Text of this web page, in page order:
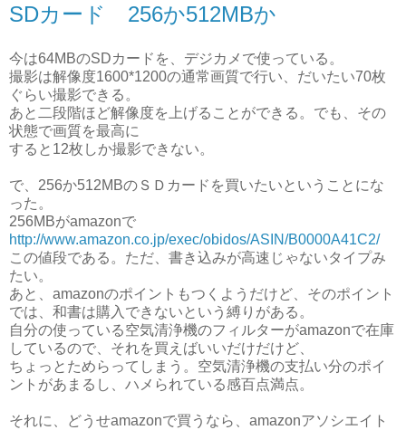
SDカード 256か512MBか
今は64MBのSDカードを、デジカメで使っている。
撮影は解像度1600*1200の通常画質で行い、だいたい70枚
ぐらい撮影できる。
あと二段階ほど解像度を上げることができる。でも、その
状態で画質を最高に
すると12枚しか撮影できない。
で、256か512MBのＳＤカードを買いたいということにな
った。
256MBがamazonで
http://www.amazon.co.jp/exec/obidos/ASIN/B0000A41C2/
この値段である。ただ、書き込みが高速じゃないタイプみ
たい。
あと、amazonのポイントもつくようだけど、そのポイント
では、和書は購入できないという縛りがある。
自分の使っている空気清浄機のフィルターがamazonで在庫
しているので、それを買えばいいだけだけど、
ちょっとためらってしまう。空気清浄機の支払い分のポイ
ントがあまるし、ハメられている感百点満点。
それに、どうせamazonで買うなら、amazonアソシエイト